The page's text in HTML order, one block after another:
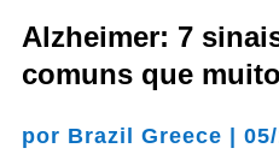
Alzheimer: 7
comuns que
por Brazil Greece |